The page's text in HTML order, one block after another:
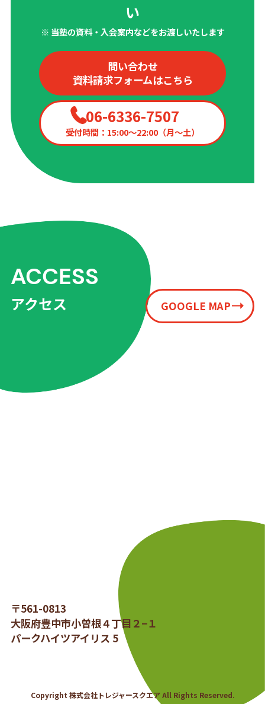
い
※ 当塾の資料・入会案内などをお渡しいたします
問い合わせ
資料請求フォームはこちら
06-6336-7507
受付時間：15:00〜22:00（月〜土）
ACCESS
アクセス GOOGLE MAP
〒561-0813
大阪府豊中市小曽根４丁目２−１
パークハイツアイリス 5
Copyright 株式会社トレジャースクエア All Rights Reserved.